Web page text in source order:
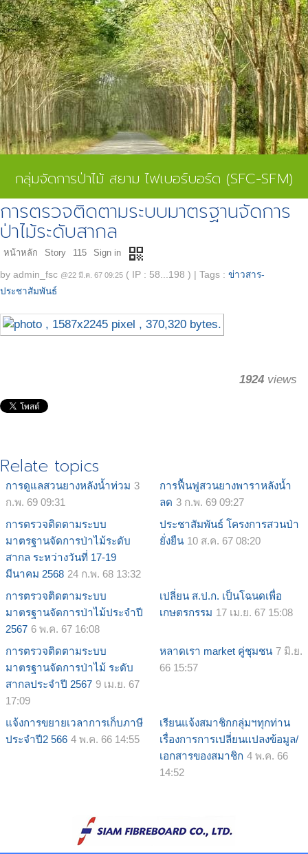
กลุ่มจัดการป่าไม้ สยาม ไฟเบอร์บอร์ด (SFC-SFM)
การตรวจติดตามระบบมาตรฐานจัดการ
ป่าไม้ระดับสากล
หน้าหลัก Story 115 Sign in qr_code
by admin_fsc @22 มี.ค. 67 09:25 ( IP : 58...198 ) Tags : ข่าวสาร-
ประชาสัมพันธ์
1924 views
Relate topics
การดูแลสวนยางหลังน้ำท่วม 3
ก.พ. 69 09:31
การฟื้นฟูสวนยางพาราหลังน้ำ
ลด 3 ก.พ. 69 09:27
การตรวจติดตามระบบ
มาตรฐานจัดการป่าไม้ระดับ
สากล ระหว่างวันที่ 17-19
มีนาคม 2568 24 ก.พ. 68 13:32
ประชาสัมพันธ์ โครงการสวนป่า
ยั่งยืน 10 ส.ค. 67 08:20
การตรวจติดตามระบบ
มาตรฐานจัดการป่าไม้ประจำปี
2567 6 พ.ค. 67 16:08
เปลี่ยน ส.ป.ก. เป็นโฉนดเพื่อ
เกษตรกรรม 17 เม.ย. 67 15:08
การตรวจติดตามระบบ
มาตรฐานจัดการป่าไม้ ระดับ
สากลประจำปี 2567 9 เม.ย. 67
17:09
หลาดเรา market คู่ชุมชน 7 มิ.ย.
66 15:57
แจ้งการขยายเวลาการเก็บภาษี
ประจำปี2 566 4 พ.ค. 66 14:55
เรียนแจ้งสมาชิกกลุ่มฯทุกท่าน
เรื่องการการเปลี่ยนแปลงข้อมูล/
เอกสารของสมาชิก 4 พ.ค. 66
14:52